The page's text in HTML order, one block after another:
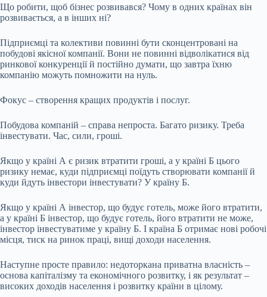
Що робити, щоб бізнес розвивався? Чому в одних країнах він
розвивається, а в інших ні?
Підприємці та колективи повинні бути сконцентровані на
побудові якісної компанії. Вони не повинні відволікатися від
ринкової конкуренції й постійно думати, що завтра їхню
компанію можуть помножити на нуль.
Фокус – створення кращих продуктів і послуг.
Побудова компаній – справа непроста. Багато ризику. Треба
інвестувати. Час, сили, гроші.
Якщо у країні А є ризик втратити гроші, а у країні Б цього
ризику немає, куди підприємці поїдуть створювати компанії й
куди йдуть інвестори інвестувати? У країну Б.
Якщо у країні А інвестор, що будує готель, може його втратити,
а у країні Б інвестор, що будує готель, його втратити не може,
інвестор інвестуватиме у країну Б. І країна Б отримає нові робочі
місця, тиск на ринок праці, вищі доходи населення.
Наступне просте правило: недоторкана приватна власність –
основа капіталізму та економічного розвитку, і як результат –
високих доходів населення і розвитку країни в цілому.